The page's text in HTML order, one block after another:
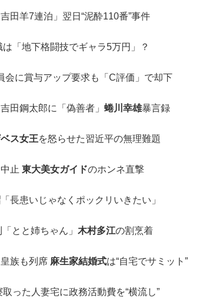
吉田羊7連泊」翌日“泥酔110番”事件
は「地下格闘技でギャラ5万円」？
会に賞与アップ要求も「C評価」で却下
田鋼太郎に「偽善者」 蜷川幸雄暴言録
ス女王を怒らせた習近平の無理難題
止 東大美女ガイドのホンネ直撃
「長患いじゃなくポックリいきたい」
とと姉ちゃん」 木村多江の割烹着
族も列席 麻生家結婚式は“自宅でサミット”
取った人妻宅に政務活動費を“横流し”